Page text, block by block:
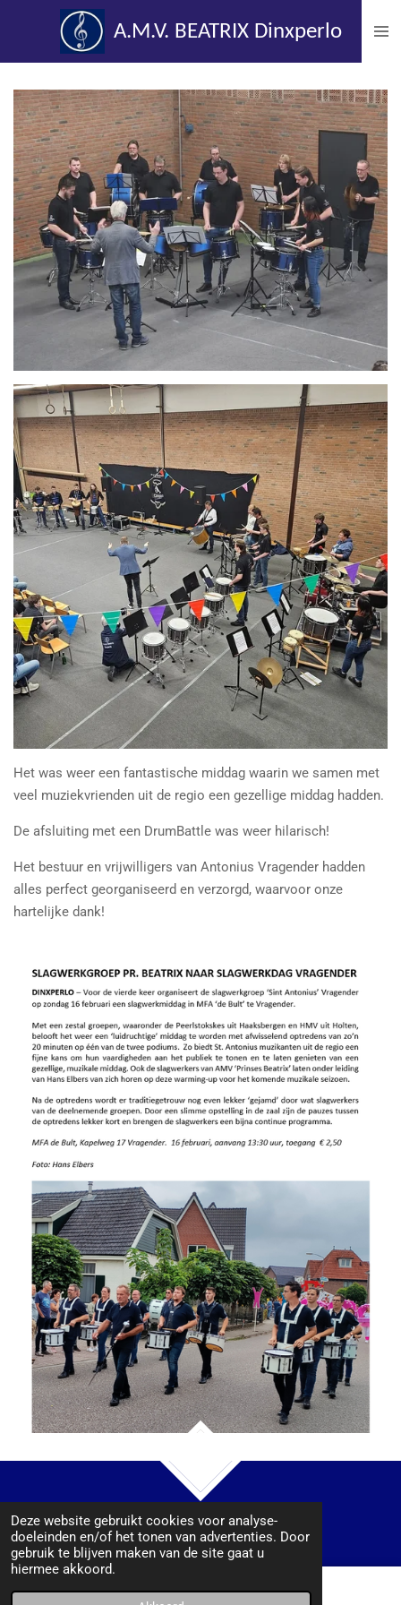
Deze website gebruikt cookies voor analyse-
doeleinden en/of het tonen van advertenties. Door
gebruik te blijven maken van de site gaat u
hiermee akkoord.
naar
de
hoofdinhoud
A.M.V. BEATRIX Dinxperlo
Het was weer een fantastische middag waarin we samen met
veel muziekvrienden uit de regio een gezellige middag hadden.
De afsluiting met een DrumBattle was weer hilarisch!
Het bestuur en vrijwilligers van Antonius Vragender hadden
alles perfect georganiseerd en verzorgd, waarvoor onze
hartelijke dank!
© 2023 - 2026 Beatrix Dinxperlo
Powered by JouwWeb